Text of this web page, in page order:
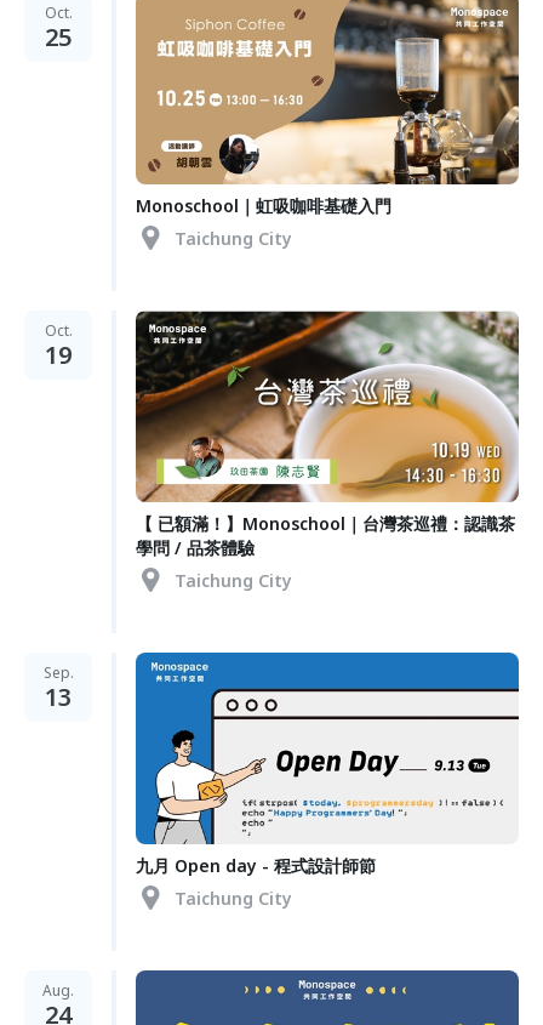
Oct.
25
Monoschool｜虹吸咖啡基礎入門
Taichung City
Oct.
19
【 已額滿！】Monoschool｜台灣茶巡禮：認識茶
學問 / 品茶體驗
Taichung City
Sep.
13
九月 Open day - 程式設計師節
Taichung City
Aug.
24